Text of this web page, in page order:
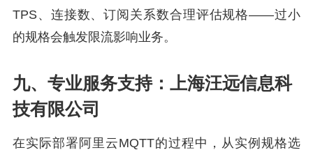
TPS、连接数、订阅关系数合理评估规格——过小
的规格会触发限流影响业务。
九、专业服务支持：上海汪远信息科
技有限公司
在实际部署阿里云MQTT的过程中，从实例规格选